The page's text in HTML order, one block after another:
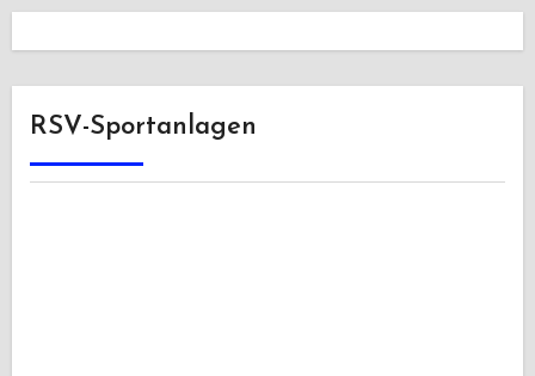
RSV-Sportanlagen